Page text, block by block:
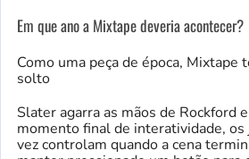
Em que ano a Mixtape deveria acontecer?
Como uma peça de época, Mixtape
solto
Slater agarra as mãos de Rockford
momento final de interatividade, os
vez controlam quando a cena